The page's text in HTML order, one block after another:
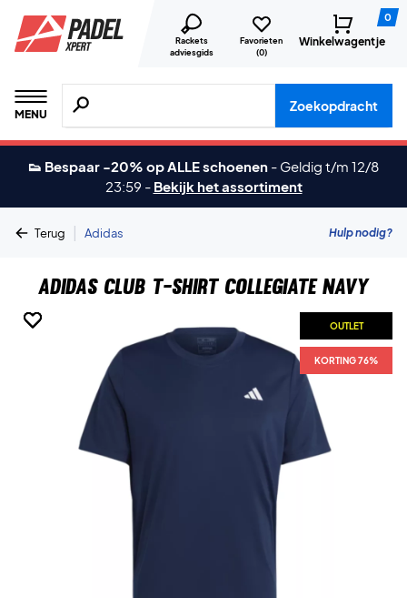
Rackets
adviesgids
Favorieten
(0)
0
Winkelwagentje
MENU
Zoeken naar producten, merken etc.
Zoekopdracht
👟 Bespaar -20% op ALLE schoenen - Geldig t/m 12/8
23:59 - Bekijk het assortiment
Terug | Adidas Hulp nodig?
Adidas Club T-Shirt Collegiate Navy
OUTLET
KORTING 76%
OUTLET
KORTING 76%
OUTLET
KORTING 76%
OUTLET
KORTING 76%